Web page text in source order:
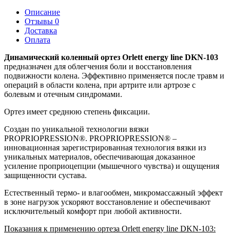
Описание
Отзывы 0
Доставка
Оплата
Динамический коленный ортез Orlett energy line DKN-103
предназначен для облегчения боли и восстановления
подвижности колена. Эффективно применяется после травм и
операций в области колена, при артрите или артрозе с
болевым и отечным синдромами.
Ортез имеет среднюю степень фиксации.
Создан по уникальной технологии вязки
PROPRIOPRESSION®. PROPRIOPRESSION® –
инновационная зарегистрированная технология вязки из
уникальных материалов, обеспечивающая доказанное
усиление проприоцепции (мышечного чувства) и ощущения
защищенности сустава.
Естественный термо- и влагообмен, микромассажный эффект
в зоне нагрузок ускоряют восстановление и обеспечивают
исключительный комфорт при любой активности.
Показания к применению ортеза Orlett energy line DKN-103: